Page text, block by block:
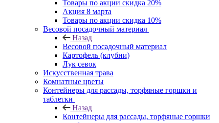
Товары по акции скидка 20%
Акция 8 марта
Товары по акции скидка 10%
Весовой посадочный материал
Назад
Весовой посадочный материал
Картофель (клубни)
Лук севок
Искусственная трава
Комнатные цветы
Контейнеры для рассады, торфяные горшки и
таблетки
Назад
Контейнеры для рассады, торфяные горшки